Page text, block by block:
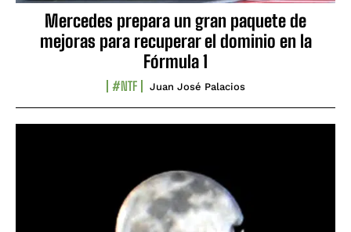
Mercedes prepara un gran paquete de
mejoras para recuperar el dominio en la
Fórmula 1
#NTF Juan José Palacios